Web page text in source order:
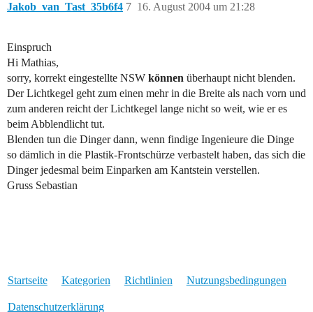
Jakob_van_Tast_35b6f4 16. August 2004 um 21:28
7
Einspruch
Hi Mathias,
sorry, korrekt eingestellte NSW können überhaupt nicht blenden.
Der Lichtkegel geht zum einen mehr in die Breite als nach vorn und
zum anderen reicht der Lichtkegel lange nicht so weit, wie er es
beim Abblendlicht tut.
Blenden tun die Dinger dann, wenn findige Ingenieure die Dinge
so dämlich in die Plastik-Frontschürze verbastelt haben, das sich die
Dinger jedesmal beim Einparken am Kantstein verstellen.
Gruss Sebastian
Startseite Kategorien Richtlinien Nutzungsbedingungen
Datenschutzerklärung